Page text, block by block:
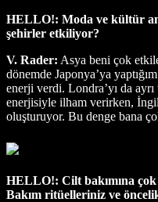
HELLO!: Moda ve kültür
şehirler etkiliyor?
V. Rader: Asya beni çok
dönemde Japonya’ya
enerji verdi. Londra’yı da
enerjisiyle ilham verirken,
oluşturuyor. Bu denge bana
HELLO!: Cilt bakımına
Bakım ritüelleriniz ve